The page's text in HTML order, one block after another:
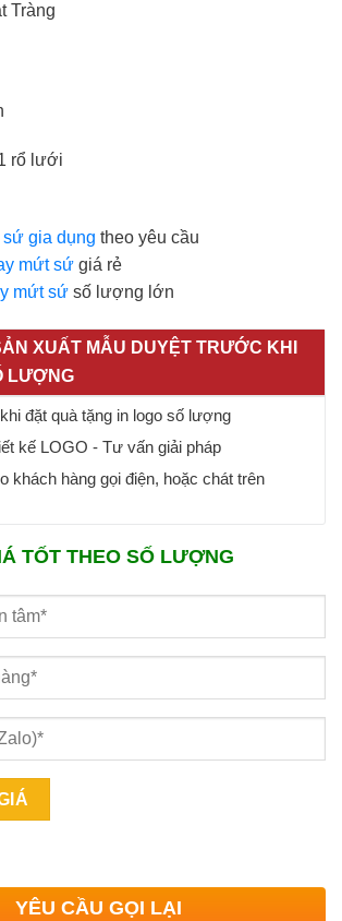
Tràng
rổ lưới
sứ gia dụng theo yêu cầu
mứt sứ giá rẻ
mứt sứ số lượng lớn
XUẤT MẪU DUYỆT TRƯỚC KHI
LƯỢNG
đặt quà tặng in logo số lượng
kế LOGO - Tư vấn giải pháp
khách hàng gọi điện, hoặc chát trên
TỐT THEO SỐ LƯỢNG
YÊU CẦU GỌI LẠI